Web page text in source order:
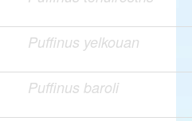
Puffinus yelkouan
Puffinus baroli